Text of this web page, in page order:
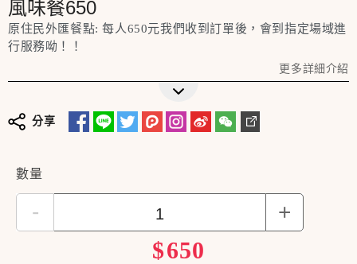
風味餐650
原住民外匯餐點: 每人650元我們收到訂單後，會到指定場域進
行服務呦！！
更多詳細介紹
分享
數量
- +
$650